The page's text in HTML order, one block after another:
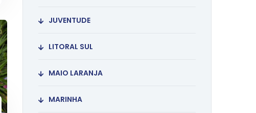
JUVENTUDE
LITORAL SUL
MAIO LARANJA
MARINHA